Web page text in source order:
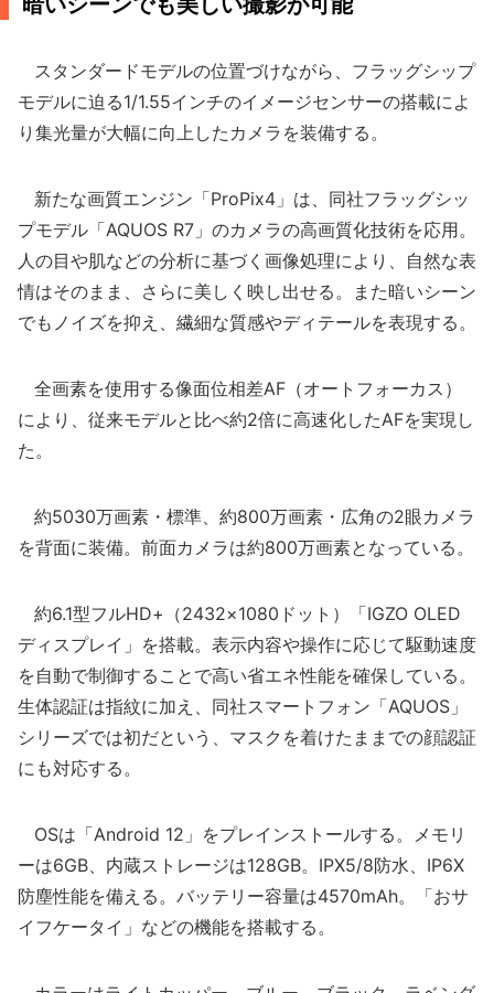
スタンダードモデルの位置づけながら、フラッグシップ
モデルに迫る1/1.55インチのイメージセンサーの搭載によ
り集光量が大幅に向上したカメラを装備する。
新たな画質エンジン「ProPix4」は、同社フラッグシッ
プモデル「AQUOS R7」のカメラの高画質化技術を応用。
人の目や肌などの分析に基づく画像処理により、自然な表
情はそのまま、さらに美しく映し出せる。また暗いシーン
でもノイズを抑え、繊細な質感やディテールを表現する。
全画素を使用する像面位相差AF（オートフォーカス）
により、従来モデルと比べ約2倍に高速化したAFを実現し
た。
約5030万画素・標準、約800万画素・広角の2眼カメラ
を背面に装備。前面カメラは約800万画素となっている。
約6.1型フルHD+（2432×1080ドット）「IGZO OLED
ディスプレイ」を搭載。表示内容や操作に応じて駆動速度
を自動で制御することで高い省エネ性能を確保している。
生体認証は指紋に加え、同社スマートフォン「AQUOS」
シリーズでは初だという、マスクを着けたままでの顔認証
にも対応する。
OSは「Android 12」をプレインストールする。メモリ
ーは6GB、内蔵ストレージは128GB。IPX5/8防水、IP6X
防塵性能を備える。バッテリー容量は4570mAh。「おサ
イフケータイ」などの機能を搭載する。